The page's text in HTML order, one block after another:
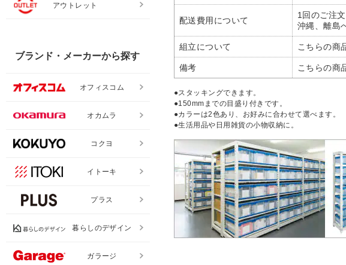
配送費用について
1回のご注
沖縄、離島
組立について こちらの商
備考 こちらの商
●スタッキングできます。
●150mmまでの目盛り付きです。
●カラーは2色あり、お好みに合わせて選べます。
●生活用品や日用雑貨の小物収納に。
アウトレット
ブランド・メーカーから探す
オフィスコム
オカムラ
コクヨ
イトーキ
プラス
暮らしのデザイン
ガラージ